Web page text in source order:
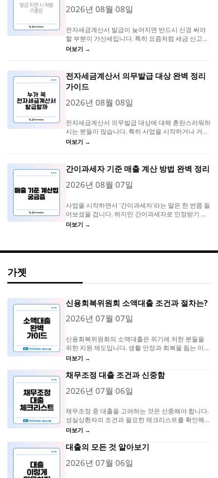
2026년 08월 08일
전자세금계산서 발급이 늦어지면 반드시 신경 써야
할 부분이 가산세입니다. 특히 요즘처럼 세금 신고와
증빙에 엄격한...
더보기 →
전자세금계산서 의무발급 대상 완벽 정리
가이드
2026년 08월 08일
전자세금계산서 의무발급 대상에 대해 혼란스러워하
시는 분들이 많습니다. 특히 사업을 시작하거나 거래
를 하면서 꼭 알아야 하는...
더보기 →
간이과세자 기준 매출 계산 방법 완벽 정리
2026년 08월 07일
사업을 시작하면서 '간이과세자'라는 말은 한 번쯤 들
어보셨을 겁니다. 하지만 간이과세자로 인정받기 위
한 기준 매출액은 어떻게...
더보기 →
가젯
신용회복위원회 소액대출 조건과 절차는?
2026년 07월 07일
신용회복위원회의 소액대출은 위기에 처한 분들을
위한 지원 제도입니다. 생활 안정과 회복을 돕는 이
제도의 조건과 절차를 알아보세요. 신용회복위원회...
더보기 →
채무조정 대출 조건과 신중함
2026년 07월 06일
채무조정 중 대출을 고려하는 것은 신중해야 합니다.
성실상환자의 조건과 필요한 체크리스트를 확인해보
세요. 채무조정 중 대출의 중요성 채무조정 상태에
더보기 →
대출의 모든 것 알아보기
2026년 07월 06일